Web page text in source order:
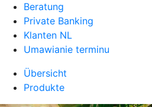
Beratung
Private Banking
Klanten NL
Umawianie terminu
Übersicht
Produkte